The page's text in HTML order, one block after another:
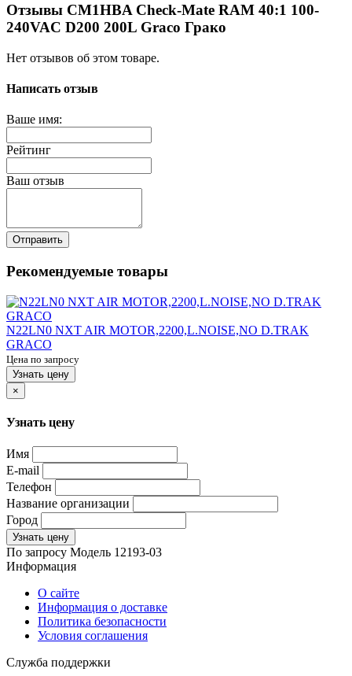
Отзывы CM1HBA Check-Mate RAM 40:1 100-
240VAC D200 200L Graco Грако
Нет отзывов об этом товаре.
Написать отзыв
Ваше имя:
Рейтинг
Ваш отзыв
Отправить
Рекомендуемые товары
N22LN0 NXT AIR MOTOR,2200,L.NOISE,NO D.TRAK
GRACO
Цена по запросу
Узнать цену
×
Узнать цену
Имя
E-mail
Телефон
Название организации
Город
Узнать цену
По запросу Модель 12193-03
Информация
О сайте
Информация о доставке
Политика безопасности
Условия соглашения
Служба поддержки